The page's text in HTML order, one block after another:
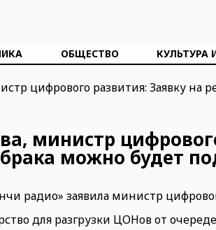
ОБЩЕСТВО КУЛЬТУРА
министр
можно будет
радио» заявила министр
для разгрузки ЦОНов от